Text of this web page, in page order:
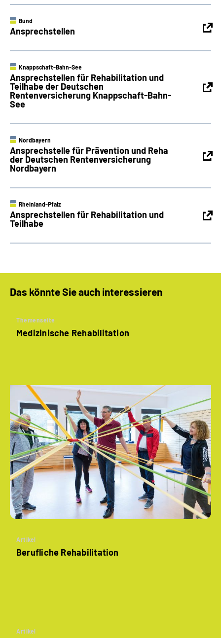
Bund
Ansprechstellen
Knappschaft-Bahn-See
Ansprechstellen für Rehabilitation und
Teilhabe der Deutschen
Rentenversicherung Knappschaft-Bahn-
See
Nordbayern
Ansprechstelle für Prävention und Reha
der Deutschen Rentenversicherung
Nordbayern
Rheinland-Pfalz
Ansprechstellen für Rehabilitation und
Teilhabe
Das könnte Sie auch interessieren
Themenseite
Medizinische Rehabilitation
Artikel
Berufliche Rehabilitation
Artikel